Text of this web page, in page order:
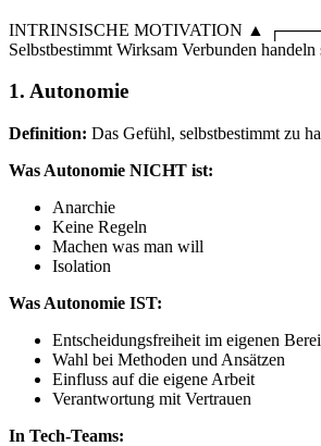
INTRINSISCHE MOTIVATION ▲
Selbstbestimmt Wirksam Verbunden handeln
1. Autonomie
Definition: Das Gefühl, selbstbestimmt zu
Was Autonomie NICHT ist:
Anarchie
Keine Regeln
Machen was man will
Isolation
Was Autonomie IST:
Entscheidungsfreiheit im eigenen
Wahl bei Methoden und Ansätzen
Einfluss auf die eigene Arbeit
Verantwortung mit Vertrauen
In Tech-Teams: